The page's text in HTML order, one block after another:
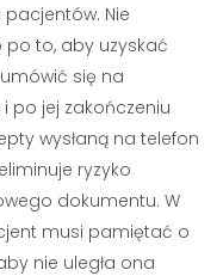
Nie
to, aby uzyskać
się na
po jej zakończeniu
wysłaną na telefon
ryzyko
dokumentu. W
musi pamiętać o
nie uległa ona